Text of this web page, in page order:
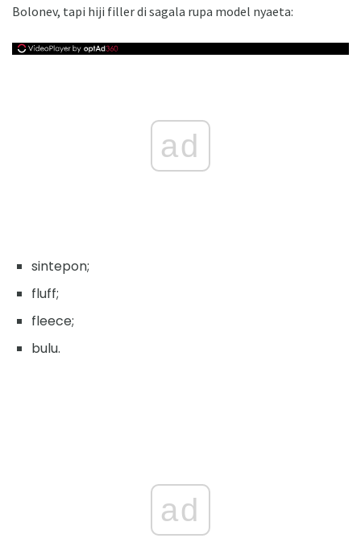
Bolonev, tapi hiji filler di sagala rupa model nyaeta:
ad
sintepon;
fluff;
fleece;
bulu.
ad